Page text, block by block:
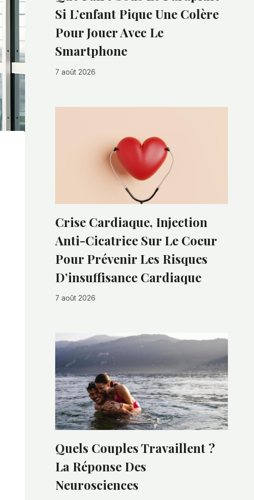
Si L’enfant Pique Une Colère
Pour Jouer Avec Le
Smartphone
7 août 2026
Crise Cardiaque, Injection
Anti-Cicatrice Sur Le Coeur
Pour Prévenir Les Risques
D’insuffisance Cardiaque
7 août 2026
Quels Couples Travaillent ?
La Réponse Des
Neurosciences